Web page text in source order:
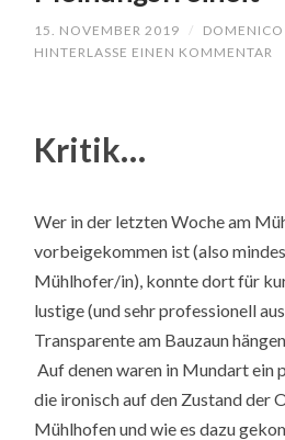
15. NOVEMBER 2019 / DOMENICO
HINTERLASSE EINEN KOMMENTAR
Kritik…
Wer in der letzten Woche am
vorbeigekommen ist (also
Mühlhofer/in), konnte dort für
lustige (und sehr professionell
Transparente am Bauzaun
Auf denen waren in Mundart ein
die ironisch auf den Zustand der
Mühlhofen und wie es dazu